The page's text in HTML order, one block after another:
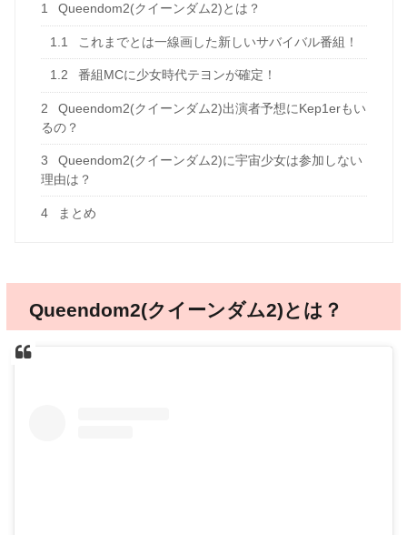
1 Queendom2(クイーンダム2)とは？
1.1 これまでとは一線画した新しいサバイバル番組！
1.2 番組MCに少女時代テヨンが確定！
2
Queendom2(クイーンダム2)出演者予想にKep1erもい
るの？
3
Queendom2(クイーンダム2)に宇宙少女は参加しない
理由は？
4 まとめ
Queendom2(クイーンダム2)とは？